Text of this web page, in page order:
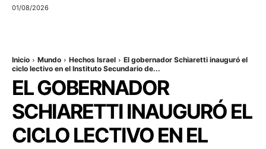
01/08/2026